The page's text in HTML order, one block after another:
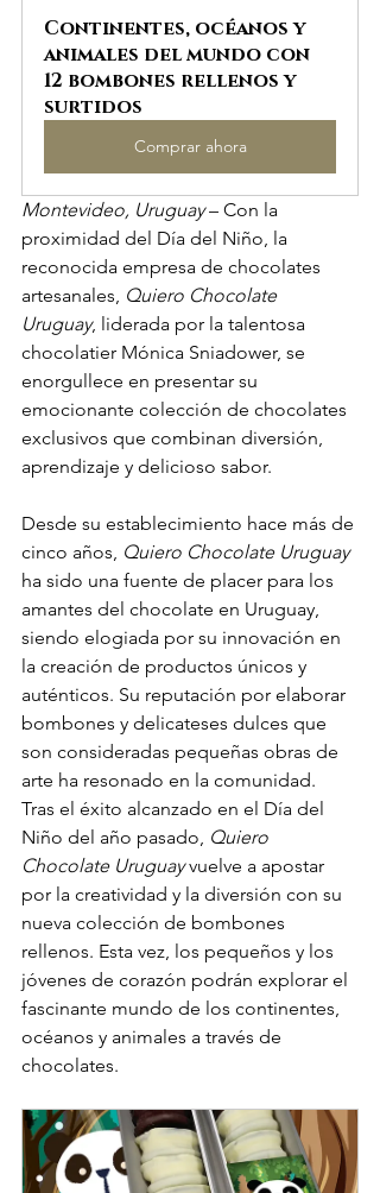
Continentes, océanos y
animales del mundo con
12 bombones rellenos y
surtidos
Comprar ahora
Montevideo, Uruguay – Con la
proximidad del Día del Niño, la
reconocida empresa de chocolates
artesanales, Quiero Chocolate
Uruguay, liderada por la talentosa
chocolatier Mónica Sniadower, se
enorgullece en presentar su
emocionante colección de chocolates
exclusivos que combinan diversión,
aprendizaje y delicioso sabor.
Desde su establecimiento hace más de
cinco años, Quiero Chocolate Uruguay
ha sido una fuente de placer para los
amantes del chocolate en Uruguay,
siendo elogiada por su innovación en
la creación de productos únicos y
auténticos. Su reputación por elaborar
bombones y delicateses dulces que
son consideradas pequeñas obras de
arte ha resonado en la comunidad.
Tras el éxito alcanzado en el Día del
Niño del año pasado, Quiero
Chocolate Uruguay vuelve a apostar
por la creatividad y la diversión con su
nueva colección de bombones
rellenos. Esta vez, los pequeños y los
jóvenes de corazón podrán explorar el
fascinante mundo de los continentes,
océanos y animales a través de
chocolates.